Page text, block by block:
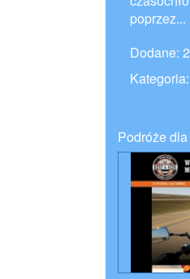
poprzez...
Dodane:
Podróże